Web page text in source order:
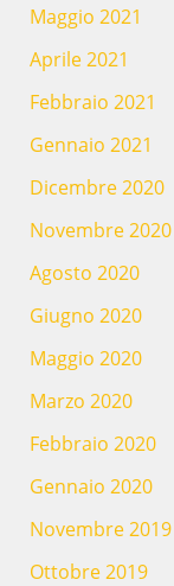
Maggio 2021
Aprile 2021
Febbraio 2021
Gennaio 2021
Dicembre 2020
Novembre 2020
Agosto 2020
Giugno 2020
Maggio 2020
Marzo 2020
Febbraio 2020
Gennaio 2020
Novembre 2019
Ottobre 2019